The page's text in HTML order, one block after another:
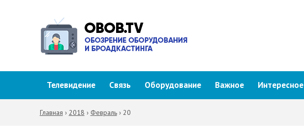
Телевидение Связь Оборудование Важное Интересное
Главная › 2018 › Февраль› 20